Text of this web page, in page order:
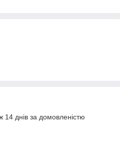
днів за домовленістю